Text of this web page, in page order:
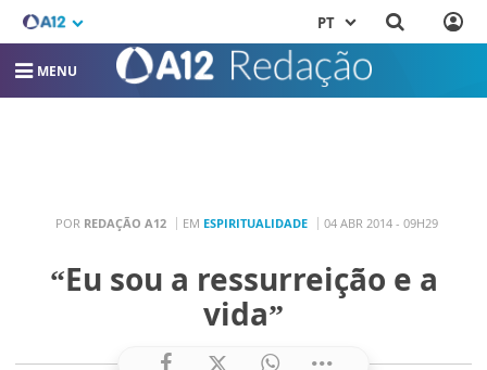
PT
MENU
POR REDAÇÃO A12 EM ESPIRITUALIDADE 04 ABR 2014 - 09H29
“Eu sou a ressurreição e a
vida”